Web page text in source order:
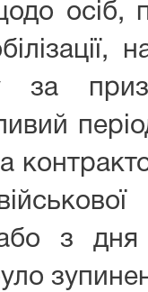
осіб,
за
з дня